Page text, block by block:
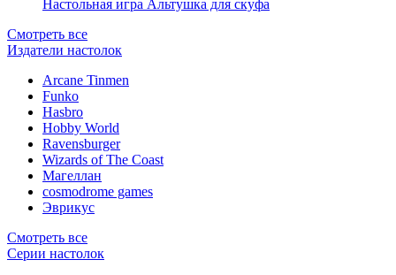
Настольная игра Альтушка для скуфа
Смотреть все
Издатели настолок
Arcane Tinmen
Funko
Hasbro
Hobby World
Ravensburger
Wizards of The Coast
Магеллан
сosmodrome games
Эврикус
Смотреть все
Серии настолок